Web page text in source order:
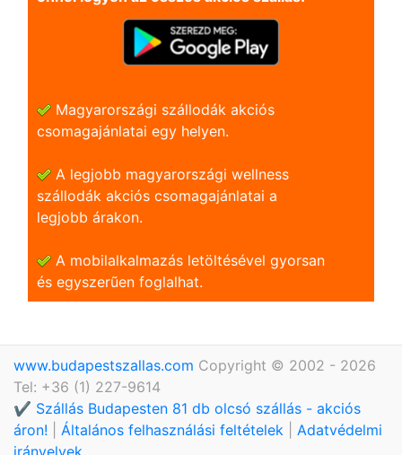
Magyarországi szállodák akciós
csomagajánlatai egy helyen.
A legjobb magyarországi wellness
szállodák akciós csomagajánlatai a
legjobb árakon.
A mobilalkalmazás letöltésével gyorsan
és egyszerũen foglalhat.
www.budapestszallas.com Copyright © 2002 - 2026
Tel: +36 (1) 227-9614
✔️ Szállás Budapesten 81 db olcsó szállás - akciós
áron!
Általános felhasználási feltételek
Adatvédelmi
irányelvek